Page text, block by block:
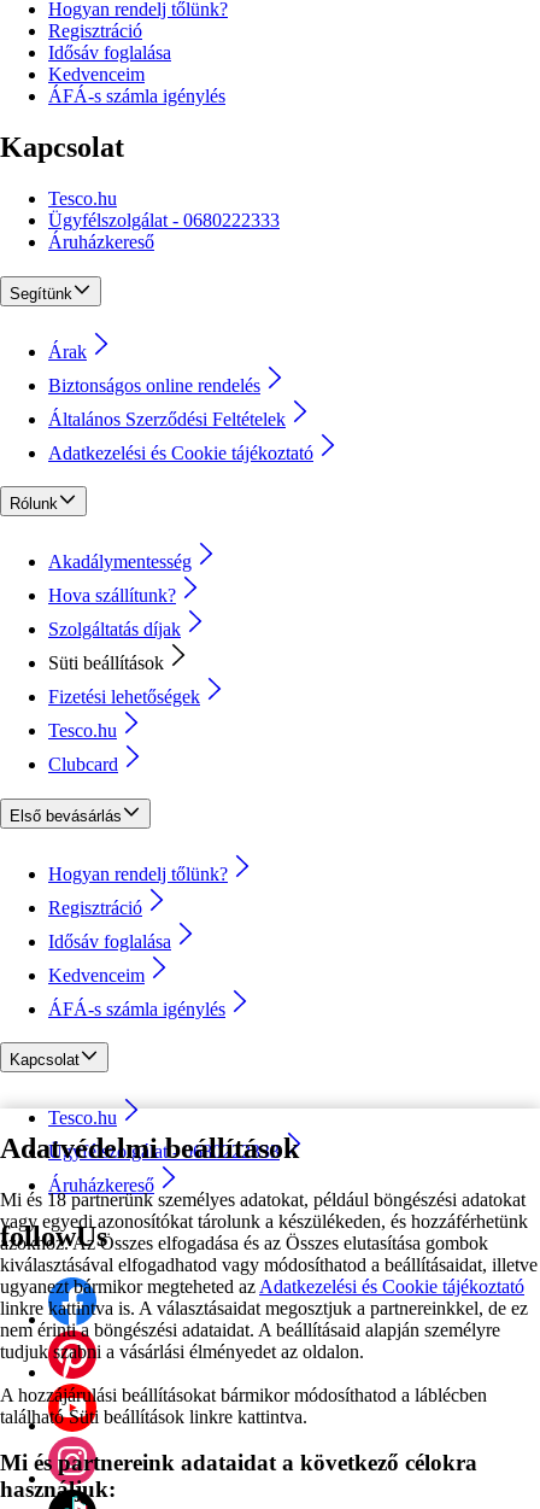
Adatvédelmi beállítások
Mi és 18 partnerünk személyes adatokat, például böngészési adatokat
vagy egyedi azonosítókat tárolunk a készülékeden, és hozzáférhetünk
azokhoz. Az Összes elfogadása és az Összes elutasítása gombok
kiválasztásával elfogadhatod vagy módosíthatod a beállításaidat, illetve
ugyanezt bármikor megteheted az Adatkezelési és Cookie tájékoztató
linkre kattintva is. A választásaidat megosztjuk a partnereinkkel, de ez
nem érinti a böngészési adataidat. A beállításaid alapján személyre
tudjuk szabni a vásárlási élményedet az oldalon.
A hozzájárulási beállításokat bármikor módosíthatod a láblécben
található Süti beállítások linkre kattintva.
Mi és partnereink adataidat a következő célokra
használjuk:
Hogyan rendelj tőlünk?
Regisztráció
Idősáv foglalása
Kedvenceim
ÁFÁ-s számla igénylés
Kapcsolat
Tesco.hu
Ügyfélszolgálat - 0680222333
Áruházkereső
Segítünk
Árak
Biztonságos online rendelés
Általános Szerződési Feltételek
Adatkezelési és Cookie tájékoztató
Rólunk
Akadálymentesség
Hova szállítunk?
Szolgáltatás díjak
Süti beállítások
Fizetési lehetőségek
Tesco.hu
Clubcard
Első bevásárlás
Hogyan rendelj tőlünk?
Regisztráció
Idősáv foglalása
Kedvenceim
ÁFÁ-s számla igénylés
Kapcsolat
Tesco.hu
Ügyfélszolgálat - 0680222333
Áruházkereső
followUs